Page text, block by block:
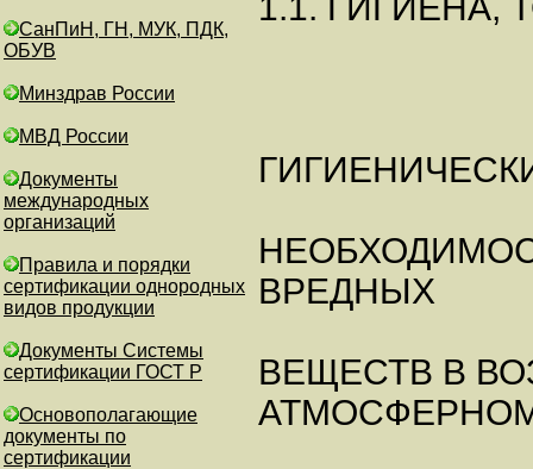
СанПиН, ГН, МУК, ПДК,
ОБУВ
Минздрав России
МВД России
Документы
международных
организаций
Правила и порядки
сертификации однородных
видов продукции
Документы Системы
сертификации ГОСТ Р
Основополагающие
документы по
сертификации
ВРЕДНЫХ
ВЕЩЕСТВ В